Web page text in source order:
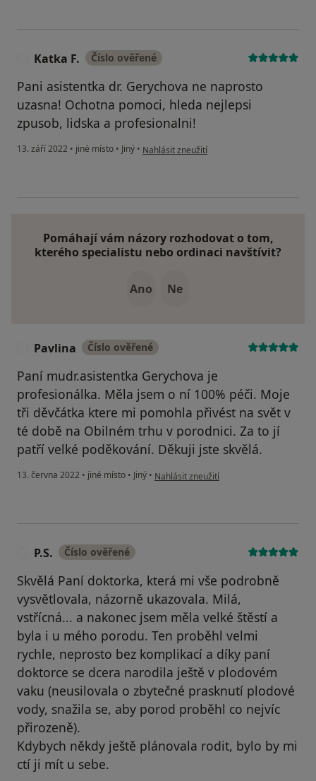
Katka F. Číslo ověřené
Pani asistentka dr. Gerychova ne naprosto
uzasna! Ochotna pomoci, hleda nejlepsi
zpusob, lidska a profesionalni!
13. září 2022 • jiné místo • Jiný • podle názoru uživatele Katka F.
Nahlásit zneužití
Pomáhají vám názory rozhodovat o tom,
kterého specialistu nebo ordinaci navštívit?
Ano Ne
Pavlina Číslo ověřené
Paní mudr.asistentka Gerychova je
profesionálka. Měla jsem o ní 100% péči. Moje
tři děvčátka ktere mi pomohla přivést na svět v
té době na Obilném trhu v porodnici. Za to jí
patří velké poděkování. Děkuji jste skvělá.
13. června 2022 • jiné místo • Jiný • podle názoru uživatele Pavlina
Nahlásit zneužití
P.S. Číslo ověřené
Skvělá Paní doktorka, která mi vše podrobně
vysvětlovala, názorně ukazovala. Milá,
vstřícná... a nakonec jsem měla velké štěstí a
byla i u mého porodu. Ten proběhl velmi
rychle, neprosto bez komplikací a díky paní
doktorce se dcera narodila ještě v plodovém
vaku (neusilovala o zbytečné prasknutí plodové
vody, snažila se, aby porod proběhl co nejvíc
přirozeně).
Kdybych někdy ještě plánovala rodit, bylo by mi
ctí ji mít u sebe.